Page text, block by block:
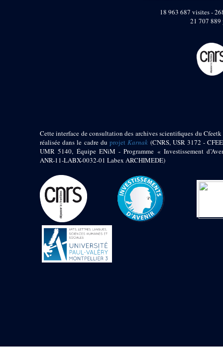
18 963 687 visites -
21 707 889
Cette interface de consultation des archives scientifiques du Cfeetk
réalisée dans le cadre duprojetKarnak (CNRS, USR 3172 -
UMR 5140, Équipe ENiM - Programme « Investissement
ANR-11-LABX-0032-01 Labex ARCHIMEDE)